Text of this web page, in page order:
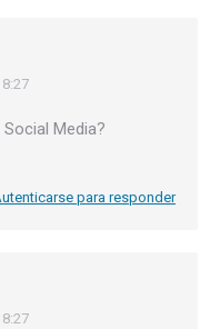
Media?
para responder